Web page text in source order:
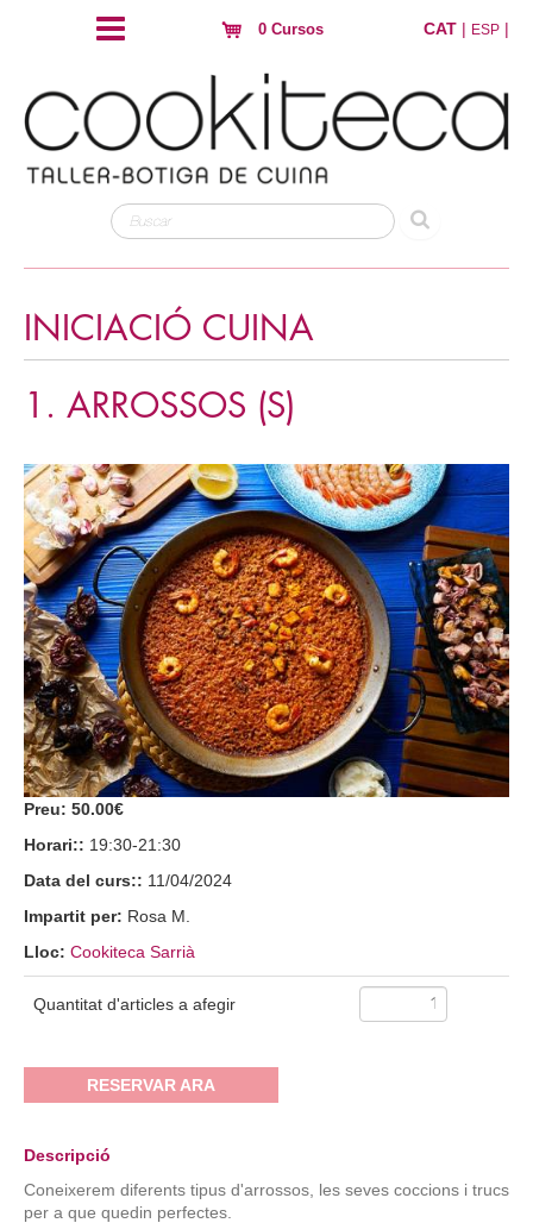
0 Cursos CAT | ESP |
INICIACIÓ CUINA
1. ARROSSOS (S)
Preu: 50.00€
Horari:: 19:30-21:30
Data del curs:: 11/04/2024
Impartit per: Rosa M.
Lloc: Cookiteca Sarrià
Quantitat d'articles a afegir
RESERVAR ARA
Descripció
Coneixerem diferents tipus d'arrossos, les seves coccions i trucs
per a que quedin perfectes.